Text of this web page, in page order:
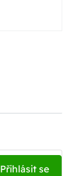
Přihlásit se